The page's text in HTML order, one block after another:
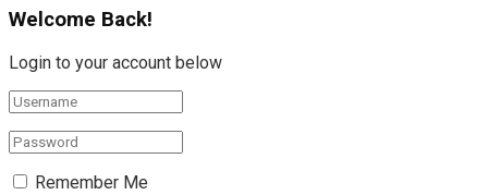
Welcome Back!
Login to your account below
Remember Me